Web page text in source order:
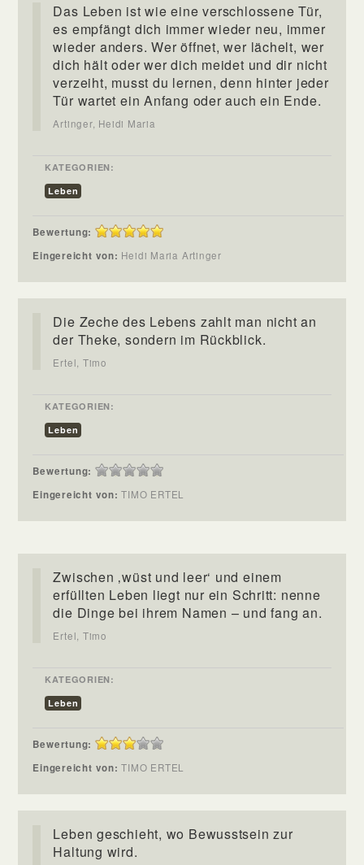
Das Leben ist wie eine verschlossene Tür,
es empfängt dich immer wieder neu, immer
wieder anders. Wer öffnet, wer lächelt, wer
dich hält oder wer dich meidet und dir nicht
verzeiht, musst du lernen, denn hinter jeder
Tür wartet ein Anfang oder auch ein Ende.
Artinger, Heidi Maria
KATEGORIEN:
Leben
Bewertung:
Eingereicht von: Heidi Maria Artinger
Die Zeche des Lebens zahlt man nicht an
der Theke, sondern im Rückblick.
Ertel, Timo
KATEGORIEN:
Leben
Bewertung:
Eingereicht von:TIMO ERTEL
Zwischen ‚wüst und leer‘ und einem
erfüllten Leben liegt nur ein Schritt: nenne
die Dinge bei ihrem Namen – und fang an.
Ertel, Timo
KATEGORIEN:
Leben
Bewertung:
Eingereicht von:TIMO ERTEL
Leben geschieht, wo Bewusstsein zur
Haltung wird.